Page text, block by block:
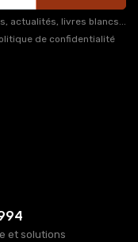
actualités, livres blancs...
de confidentialité
et solutions